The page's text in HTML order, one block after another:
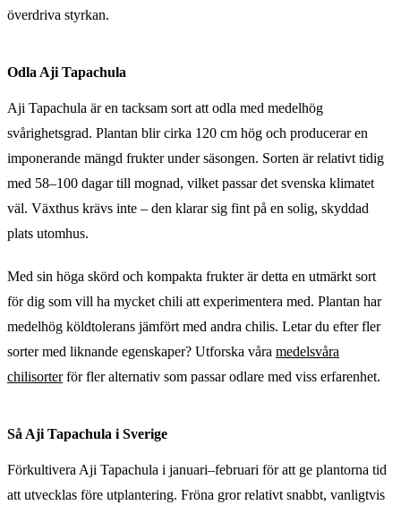
överdriva styrkan.
Odla Aji Tapachula
Aji Tapachula är en tacksam sort att odla med medelhög
svårighetsgrad. Plantan blir cirka 120 cm hög och producerar en
imponerande mängd frukter under säsongen. Sorten är relativt tidig
med 58–100 dagar till mognad, vilket passar det svenska klimatet
väl. Växthus krävs inte – den klarar sig fint på en solig, skyddad
plats utomhus.
Med sin höga skörd och kompakta frukter är detta en utmärkt sort
för dig som vill ha mycket chili att experimentera med. Plantan har
medelhög köldtolerans jämfört med andra chilis. Letar du efter fler
sorter med liknande egenskaper? Utforska våra medelsvåra
chilisorterför fler alternativ som passar odlare med viss erfarenhet.
Så Aji Tapachula i Sverige
Förkultivera Aji Tapachula i januari–februari för att ge plantorna tid
att utvecklas före utplantering. Fröna gror relativt snabbt, vanligtvis